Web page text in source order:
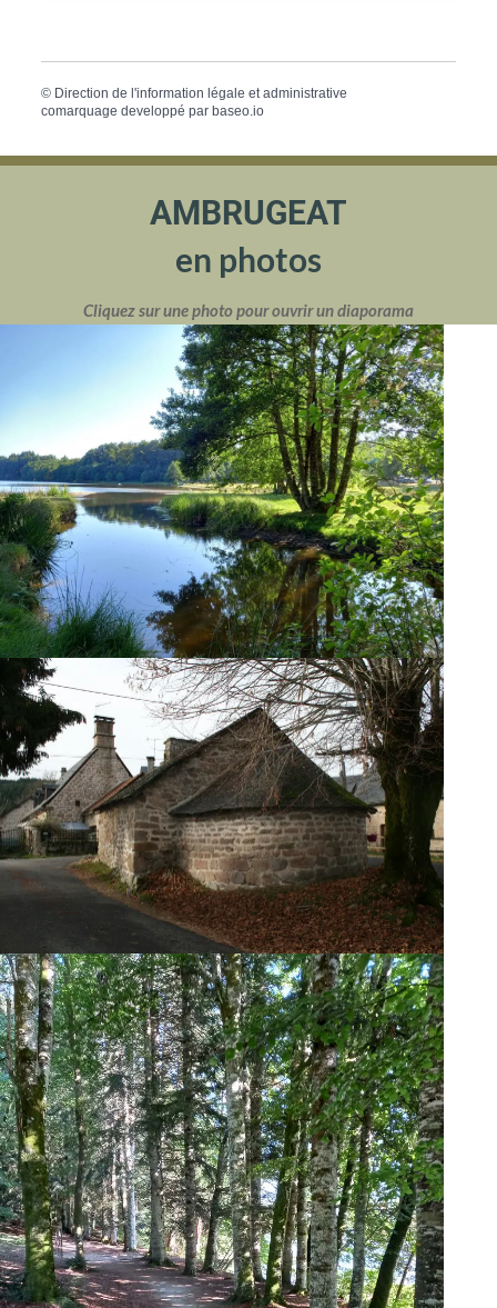
© Direction de l'information légale et administrative
comarquage developpé parbaseo.io
AMBRUGEAT
en photos
Cliquez sur une photo pour ouvrir un diaporama